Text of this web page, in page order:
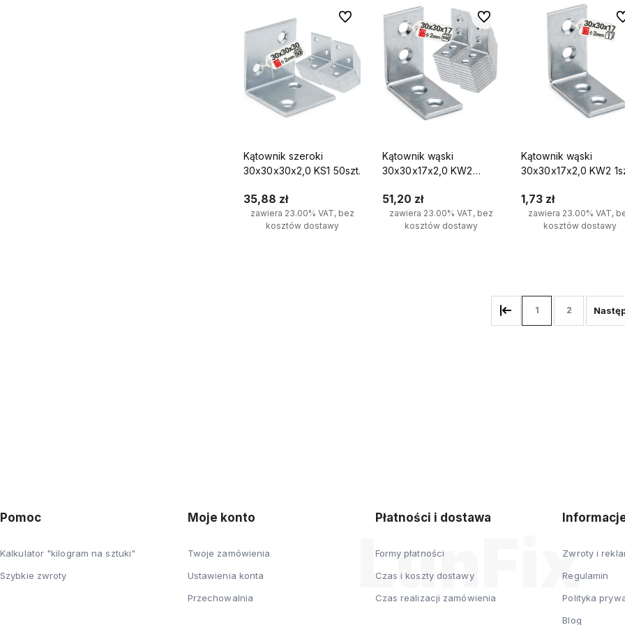
Kątownik szeroki
30x30x30x2,0 KS1 50szt.
35,88 zł
zawiera 23.00% VAT, bez
kosztów dostawy
Do ulubionych
Kątownik wąski
30x30x17x2,0 KW2
51,20 zł
zawiera 23.00% VAT, bez
kosztów dostawy
Do ulubionych
Kątownik wąski
30x30x17x2,0 KW2
1,73 zł
zawiera 23.00% VAT,
kosztów dostawy
1 2
Pomoc
Kalkulator "kilogram na sztuki"
Szybkie zwroty
Moje konto
Twoje zamówienia
Ustawienia konta
Przechowalnia
Płatności i dostawa
Formy płatności
Czas i koszty dostawy
Czas realizacji zamówienia
Zwroty i
Regulamin
Polityka
Blog